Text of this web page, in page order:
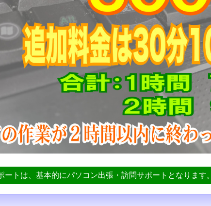
トは、基本的にパソコン出張・訪問サポートとなります。